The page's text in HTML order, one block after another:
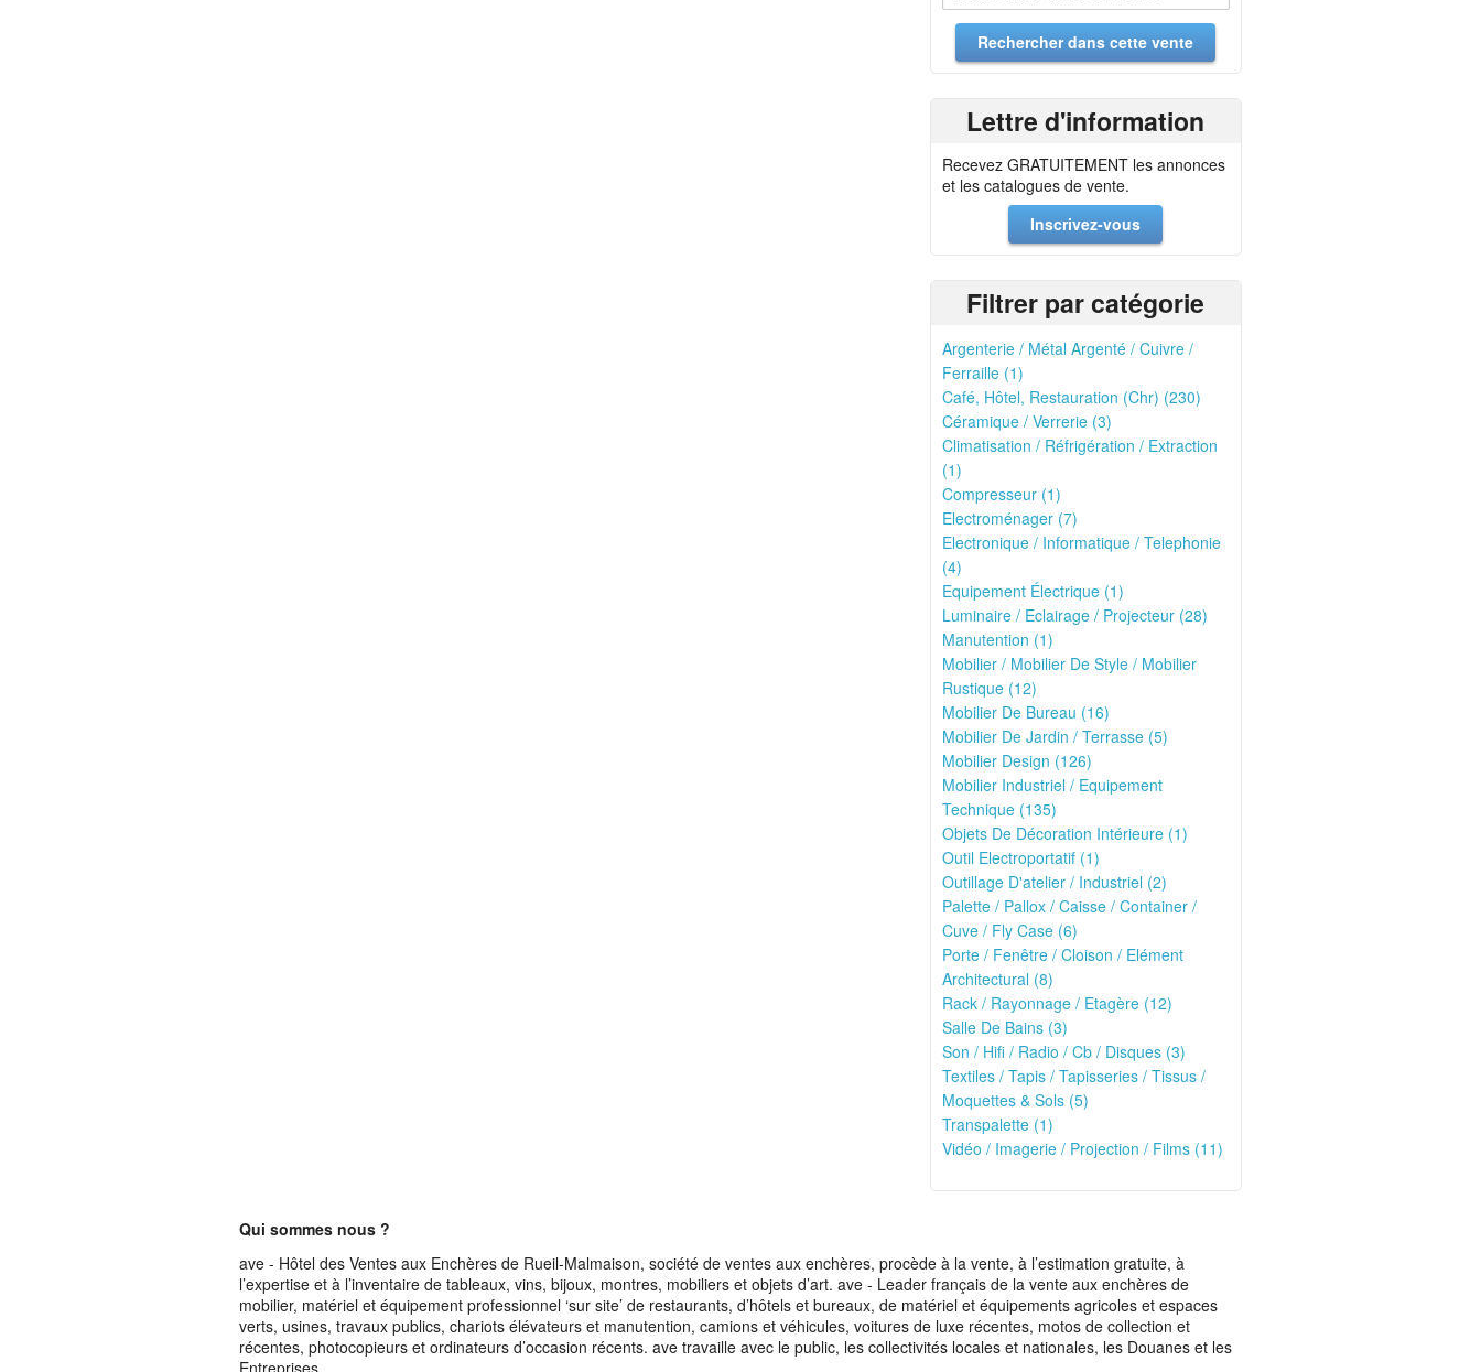
Lettre d'information
Recevez GRATUITEMENT les annonces
et les catalogues de vente.
Inscrivez-vous
Filtrer par catégorie
Argenterie / Métal Argenté / Cuivre /
Ferraille (1)
Café, Hôtel, Restauration (Chr) (230)
Céramique / Verrerie (3)
Climatisation / Réfrigération / Extraction
(1)
Compresseur (1)
Electroménager (7)
Electronique / Informatique / Telephonie
(4)
Equipement Électrique (1)
Luminaire / Eclairage / Projecteur (28)
Manutention (1)
Mobilier / Mobilier De Style / Mobilier
Rustique (12)
Mobilier De Bureau (16)
Mobilier De Jardin / Terrasse (5)
Mobilier Design (126)
Mobilier Industriel / Equipement
Technique (135)
Objets De Décoration Intérieure (1)
Outil Electroportatif (1)
Outillage D'atelier / Industriel (2)
Palette / Pallox / Caisse / Container /
Cuve / Fly Case (6)
Porte / Fenêtre / Cloison / Elément
Architectural (8)
Rack / Rayonnage / Etagère (12)
Salle De Bains (3)
Son / Hifi / Radio / Cb / Disques (3)
Textiles / Tapis / Tapisseries / Tissus /
Moquettes & Sols (5)
Transpalette (1)
Vidéo / Imagerie / Projection / Films (11)
Qui sommes nous ?
ave - Hôtel des Ventes aux Enchères de Rueil-Malmaison, société de ventes aux enchères, procède à la vente, à l’estimation gratuite, à
l’expertise et à l’inventaire de tableaux, vins, bijoux, montres, mobiliers et objets d’art. ave - Leader français de la vente aux enchères de
mobilier, matériel et équipement professionnel ‘sur site’ de restaurants, d’hôtels et bureaux, de matériel et équipements agricoles et espaces
verts, usines, travaux publics, chariots élévateurs et manutention, camions et véhicules, voitures de luxe récentes, motos de collection et
récentes, photocopieurs et ordinateurs d’occasion récents. ave travaille avec le public, les collectivités locales et nationales, les Douanes et les